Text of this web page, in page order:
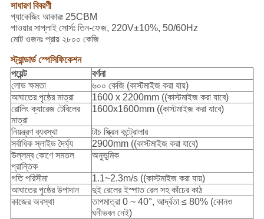
সাধারণ বিবরণী
প্যাকেজিং আকারঃ 25CBM
পাওয়ার সাপ্লাই সোর্সঃ তিন-ফেজ, 220V±10%, 50/60Hz
মোট ওজনঃ প্রায় ২৮০০ কেজি
স্ট্যান্ডার্ড স্পেসিফিকেশন
পয়েন্ট
বর্ণনা
লোড ক্ষমতা
৬০০ কেজি (কাস্টমাইজ করা যায়)
আঘাতের পৃষ্ঠের মাত্রা
1600 x 2200mm ((কাস্টমাইজ করা যাবে)
রোলিং ক্যারেজ টেবিলের
মাত্রা
1600x1600mm ((কাস্টমাইজ করা যাবে)
নিয়ন্ত্রণ ব্যবস্থা
টাচ স্ক্রিন কন্ট্রোলার
সর্বাধিক স্লাইড দৈর্ঘ্য
2900mm ((কাস্টমাইজ করা যাবে)
উল্লম্ব কোণে সমতল
প্রান্তিক
অনুভূমিক
গতি পরিসীমা
1.1~2.3m/s ((কাস্টমাইজ করা যায়)
আঘাতের পৃষ্ঠের উপাদান
দুই রেলের ইস্পাত রেল সহ কাঁচের কাঠ
কাজের অবস্থা
তাপমাত্রা 0 ~ 40°, আর্দ্রতা ≤ 80% (কোনও
ঘনীভবন নেই)